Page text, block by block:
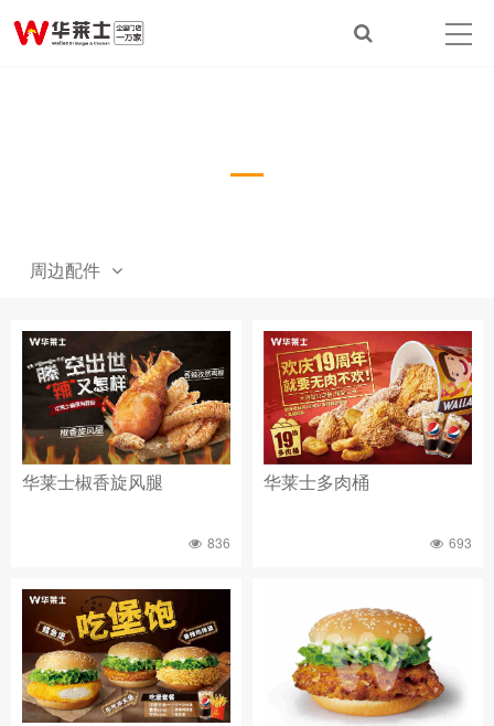
周边配件
华莱士椒香旋风腿
836
华莱士多肉桶
693